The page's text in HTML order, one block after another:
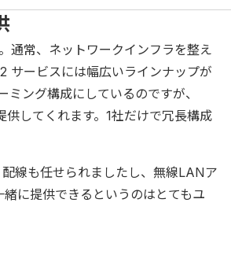
通常、ネットワークインフラを整え
サービスには幅広いラインナップが
ング構成にしているのですが、
してくれます。1社だけで冗長構成
線も任せられましたし、無線LANア
に提供できるというのはとてもユ